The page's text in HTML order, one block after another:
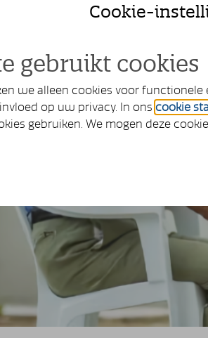
Cookie-
gebruikt cookies
we alleen cookies voor functionele
op uw privacy. In ons cookie
gebruiken. We mogen deze